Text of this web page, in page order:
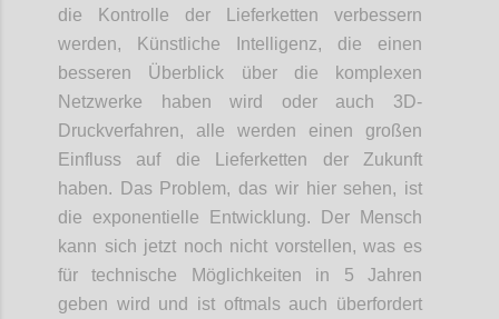
die Kontrolle der Lieferketten verbessern
werden, Künstliche Intelligenz, die einen
besseren Überblick über die komplexen
Netzwerke haben wird oder auch 3D-
Druckverfahren, alle werden einen großen
Einfluss auf die Lieferketten der Zukunft
haben. Das Problem, das wir hier sehen, ist
die exponentielle Entwicklung. Der Mensch
kann sich jetzt noch nicht vorstellen, was es
für technische Möglichkeiten in 5 Jahren
geben wird und ist oftmals auch überfordert